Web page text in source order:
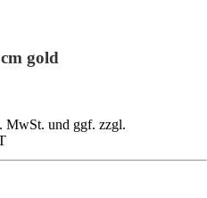
gold
und ggf. zzgl.